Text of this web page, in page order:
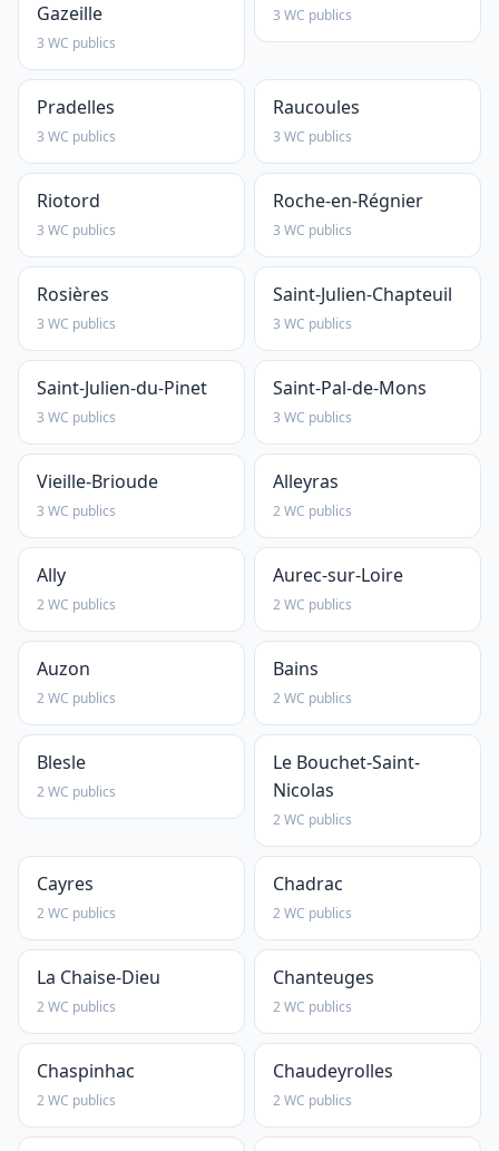
Gazeille
3 WC publics
3 WC publics
Pradelles
3 WC publics
Raucoules
3 WC publics
Riotord
3 WC publics
Roche-en-Régnier
3 WC publics
Rosières
3 WC publics
Saint-Julien-Chapteuil
3 WC publics
Saint-Julien-du-Pinet
3 WC publics
Saint-Pal-de-Mons
3 WC publics
Vieille-Brioude
3 WC publics
Alleyras
2 WC publics
Ally
2 WC publics
Aurec-sur-Loire
2 WC publics
Auzon
2 WC publics
Bains
2 WC publics
Blesle
2 WC publics
Le Bouchet-Saint-
Nicolas
2 WC publics
Cayres
2 WC publics
Chadrac
2 WC publics
La Chaise-Dieu
2 WC publics
Chanteuges
2 WC publics
Chaspinhac
2 WC publics
Chaudeyrolles
2 WC publics